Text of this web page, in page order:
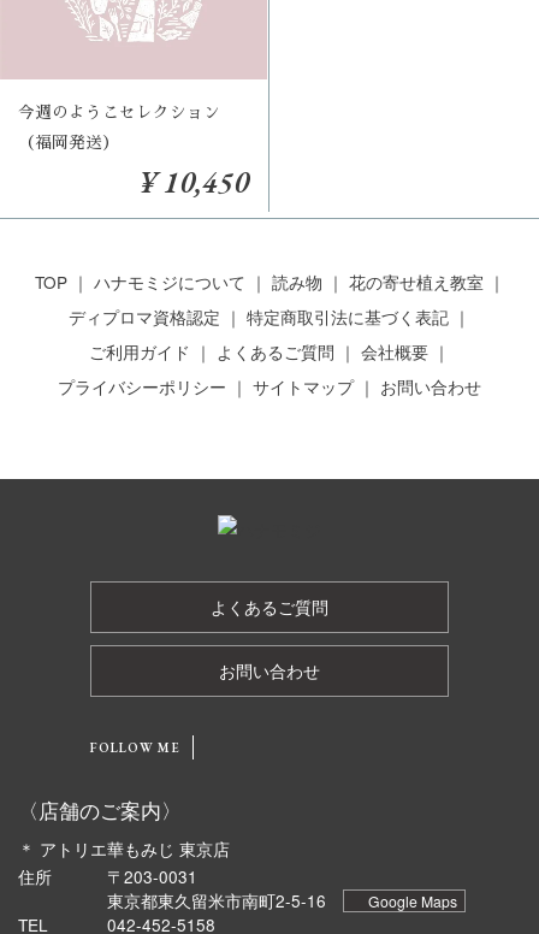
今週のようこセレクション
（福岡発送）
¥ 10,450
TOP ハナモミジについて 読み物
花の寄せ植え教室
ディプロマ資格認定
特定商取引法に基づく表記
ご利用ガイド
よくあるご質問
会社概要
プライバシーポリシー
サイトマップ お問い合わせ
よくあるご質問
お問い合わせ
FOLLOW ME
〈店舗のご案内〉
＊ アトリエ華もみじ 東京店
住所
〒203-0031
東京都東久留米市南町2-5-16
Google Maps
TEL 042-452-5158